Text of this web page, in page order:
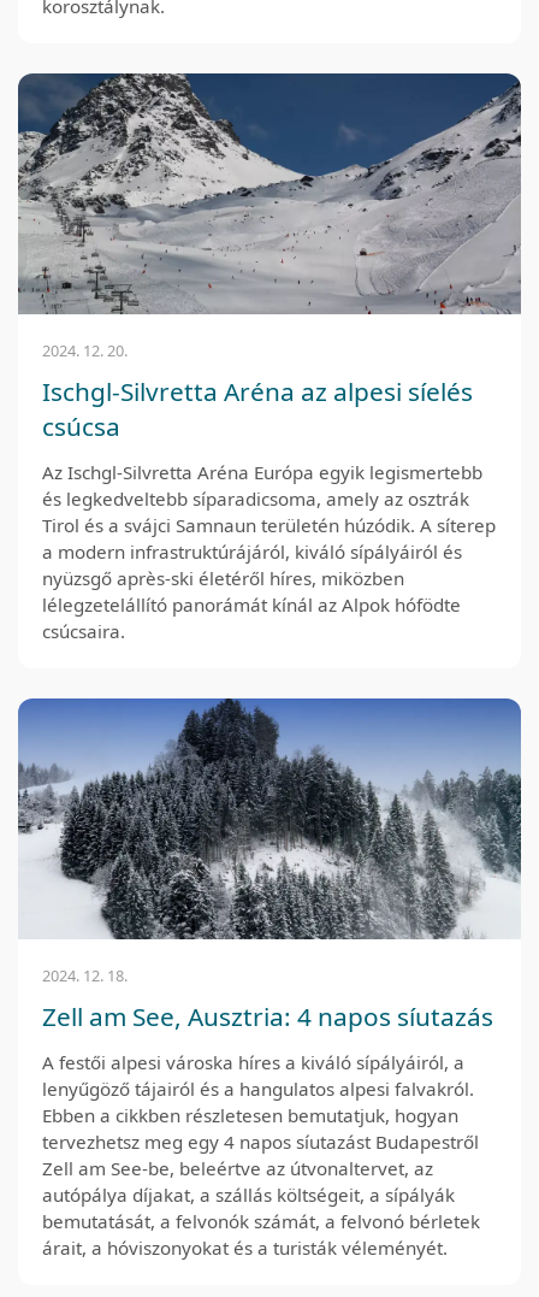
korosztálynak.
2024. 12. 20.
Ischgl-Silvretta Aréna az alpesi síelés
csúcsa
Az Ischgl-Silvretta Aréna Európa egyik legismertebb
és legkedveltebb síparadicsoma, amely az osztrák
Tirol és a svájci Samnaun területén húzódik. A síterep
a modern infrastruktúrájáról, kiváló sípályáiról és
nyüzsgő après-ski életéről híres, miközben
lélegzetelállító panorámát kínál az Alpok hófödte
csúcsaira.
2024. 12. 18.
Zell am See, Ausztria: 4 napos síutazás
A festői alpesi városka híres a kiváló sípályáiról, a
lenyűgöző tájairól és a hangulatos alpesi falvakról.
Ebben a cikkben részletesen bemutatjuk, hogyan
tervezhetsz meg egy 4 napos síutazást Budapestről
Zell am See-be, beleértve az útvonaltervet, az
autópálya díjakat, a szállás költségeit, a sípályák
bemutatását, a felvonók számát, a felvonó bérletek
árait, a hóviszonyokat és a turisták véleményét.